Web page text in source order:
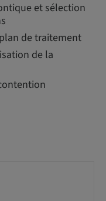
et sélection
de traitement
de la